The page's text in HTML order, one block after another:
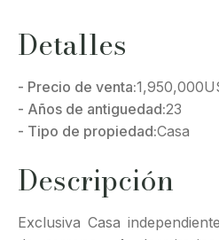
Detalles
- Precio de venta:1,950,000
- Años de antiguedad:23
- Tipo de propiedad:Casa
Descripción
Exclusiva Casa